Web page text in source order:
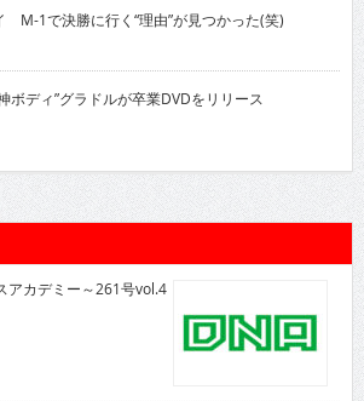
M-1で決勝に行く“理由”が見つかった(笑)
ディ”グラドルが卒業DVDをリリース
アカデミー～261号vol.4